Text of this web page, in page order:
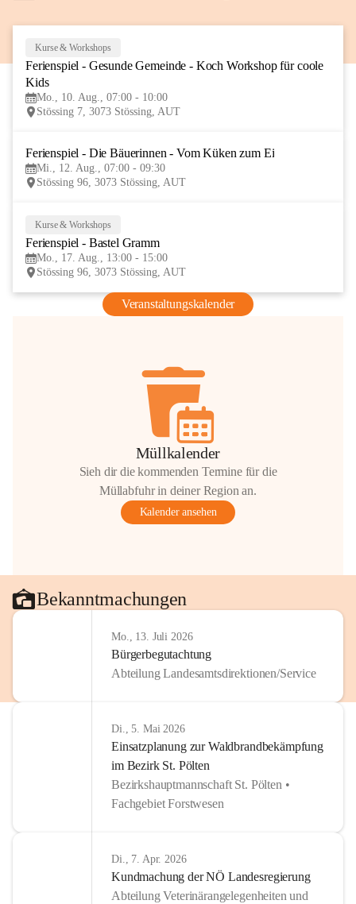
AUG
Kurse & Workshops
Ferienspiel - Gesunde Gemeinde - Koch Workshop für coole
Kids
Mo., 10. Aug., 07:00 - 10:00
Stössing 7, 3073 Stössing, AUT
Ferienspiel - Die Bäuerinnen - Vom Küken zum Ei
Mi., 12. Aug., 07:00 - 09:30
Stössing 96, 3073 Stössing, AUT
Kurse & Workshops
Ferienspiel - Bastel Gramm
Mo., 17. Aug., 13:00 - 15:00
Stössing 96, 3073 Stössing, AUT
Veranstaltungskalender
Müllkalender
Sieh dir die kommenden Termine für die
Müllabfuhr in deiner Region an.
Kalender ansehen
Bekanntmachungen
Mo., 13. Juli 2026
Bürgerbegutachtung
Abteilung Landesamtsdirektionen/Service
Di., 5. Mai 2026
Einsatzplanung zur Waldbrandbekämpfung
im Bezirk St. Pölten
Bezirkshauptmannschaft St. Pölten •
Fachgebiet Forstwesen
Di., 7. Apr. 2026
Kundmachung der NÖ Landesregierung
Abteilung Veterinärangelegenheiten und